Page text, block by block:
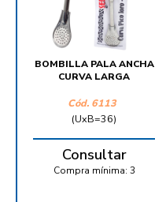
BOMBILLA PALA ANCHA
CURVA LARGA
Cód. 6113
(UxB=36)
Consultar
Compra mínima: 3